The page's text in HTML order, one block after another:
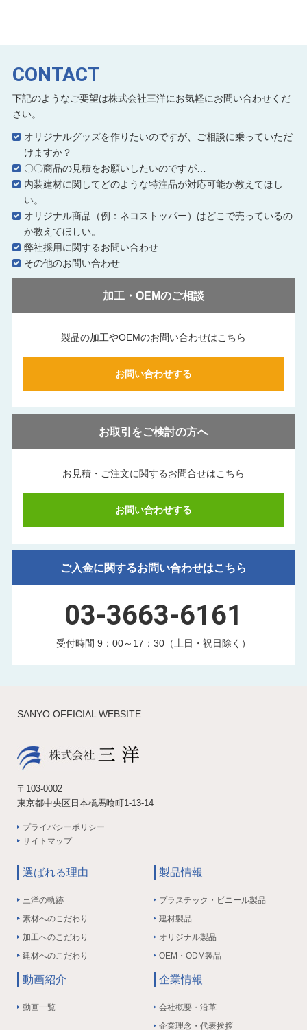
CONTACT
下記のようなご要望は株式会社三洋にお気軽にお問い合わせくだ
さい。
オリジナルグッズを作りたいのですが、ご相談に乗っていただ
けますか？
〇〇商品の見積をお願いしたいのですが…
内装建材に関してどのような特注品が対応可能か教えてほし
い。
オリジナル商品（例：ネコストッパー）はどこで売っているの
か教えてほしい。
弊社採用に関するお問い合わせ
その他のお問い合わせ
加工・OEMのご相談
製品の加工やOEMのお問い合わせはこちら
お問い合わせする
お取引をご検討の方へ
お見積・ご注文に関するお問合せはこちら
お問い合わせする
ご入金に関するお問い合わせはこちら
03-3663-6161
受付時間 9：00～17：30（土日・祝日除く）
SANYO OFFICIAL WEBSITE
〒103-0002
東京都中央区日本橋馬喰町1-13-14
プライバシーポリシー
サイトマップ
選ばれる理由
三洋の軌跡
素材へのこだわり
加工へのこだわり
建材へのこだわり
製品情報
プラスチック・ビニール製品
建材製品
オリジナル製品
OEM・ODM製品
動画紹介
動画一覧
企業情報
会社概要・沿革
企業理念・代表挨拶